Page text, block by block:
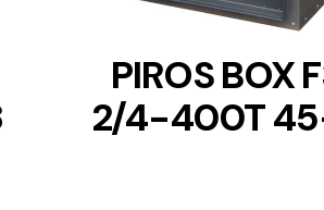
PIROS BOX
2/4-400T